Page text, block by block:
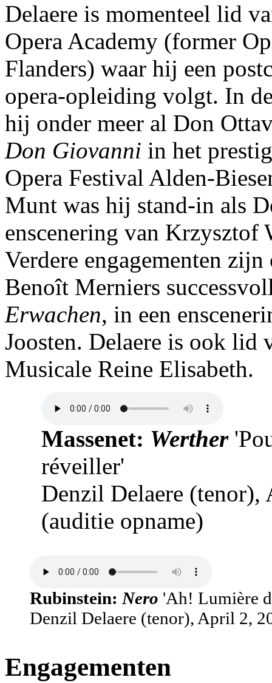
Delaere is momenteel lid
Opera Academy (former
Flanders) waar hij een
opera-opleiding volgt. In
hij onder meer al Don
Don Giovanni in het
Opera Festival Alden-
Munt was hij stand-in als
enscenering van Krzysztof
Verdere engagementen zijn
Benoît Merniers
Erwachen, in een
Joosten. Delaere is ook lid
Musicale Reine Elisabeth.
Massenet: Werther
réveiller'
Denzil Delaere
(auditie opname)
Rubinstein: Nero 'Ah! Lumière
Denzil Delaere (tenor), April 2,
Engagementen